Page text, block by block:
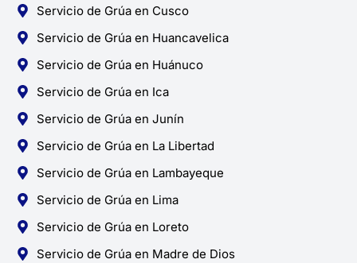
Servicio de Grúa en Cusco
Servicio de Grúa en Huancavelica
Servicio de Grúa en Huánuco
Servicio de Grúa en Ica
Servicio de Grúa en Junín
Servicio de Grúa en La Libertad
Servicio de Grúa en Lambayeque
Servicio de Grúa en Lima
Servicio de Grúa en Loreto
Servicio de Grúa en Madre de Dios